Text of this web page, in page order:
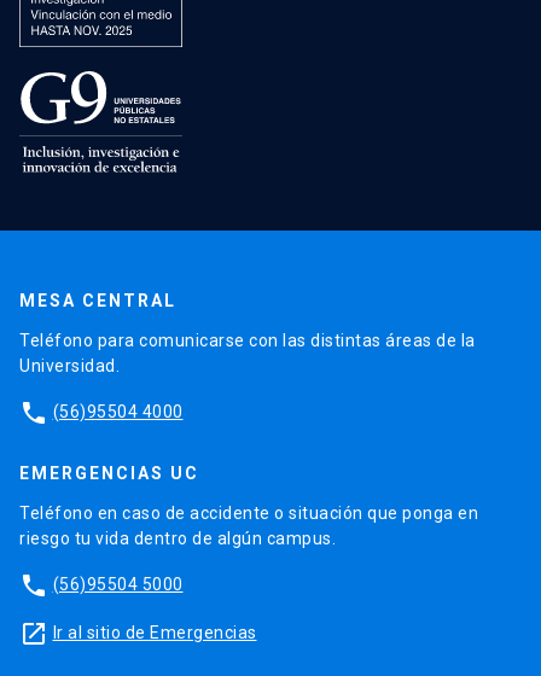
MESA CENTRAL
Teléfono para comunicarse con las distintas áreas de la
Universidad.
phone (56)95504 4000
EMERGENCIAS UC
Teléfono en caso de accidente o situación que ponga en
riesgo tu vida dentro de algún campus.
phone (56)95504 5000
launch Ir al sitio de Emergencias